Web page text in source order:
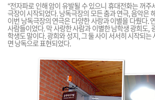
“전자파로 인해 암이 유발될 수 있으니 휴대전화는 꺼
극장이 시작되었다. 낭독극장의 모든 춤과 연극, 음악은
이번 낭독극장의 연극은 다양한 사랑과 이별을 다뤘다.
사람들이었다. 막 사랑한 사람과 이별한 남학생 광희도,
학생도 말이다. 광희와 성지, 그 둘 사이 서서히 시작되
면 낭독으로 표현되었다.